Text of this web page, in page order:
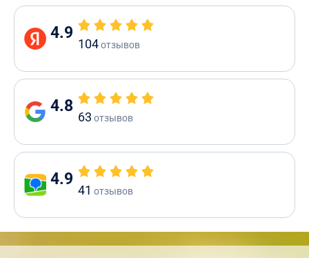
4.9
104отзывов
4.8
63 отзывов
4.9
41 отзывов